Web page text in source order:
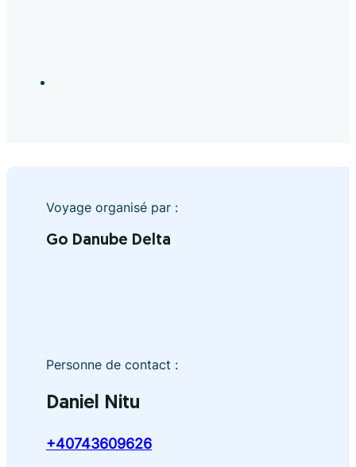
Voyage organisé par :
Go Danube Delta
Personne de contact :
Daniel Nitu
+40743609626